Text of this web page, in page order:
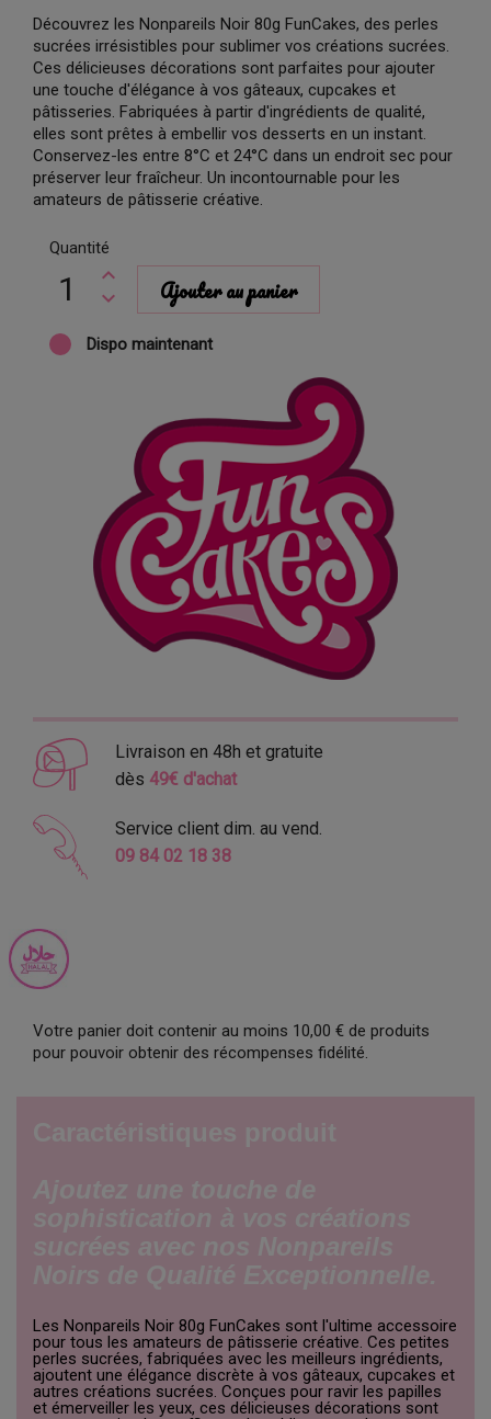
Découvrez les Nonpareils Noir 80g FunCakes, des perles
sucrées irrésistibles pour sublimer vos créations sucrées.
Ces délicieuses décorations sont parfaites pour ajouter
une touche d'élégance à vos gâteaux, cupcakes et
pâtisseries. Fabriquées à partir d'ingrédients de qualité,
elles sont prêtes à embellir vos desserts en un instant.
Conservez-les entre 8°C et 24°C dans un endroit sec pour
préserver leur fraîcheur. Un incontournable pour les
amateurs de pâtisserie créative.
Quantité
Ajouter au panier
Dispo maintenant
Livraison en 48h et gratuite
dès 49€ d'achat
Service client dim. au vend.
09 84 02 18 38
Votre panier doit contenir au moins 10,00 € de produits
pour pouvoir obtenir des récompenses fidélité.
Les Nonpareils Noir 80g FunCakes sont l'ultime accessoire
pour tous les amateurs de pâtisserie créative. Ces petites
perles sucrées, fabriquées avec les meilleurs ingrédients,
ajoutent une élégance discrète à vos gâteaux, cupcakes et
autres créations sucrées. Conçues pour ravir les papilles
et émerveiller les yeux, ces délicieuses décorations sont